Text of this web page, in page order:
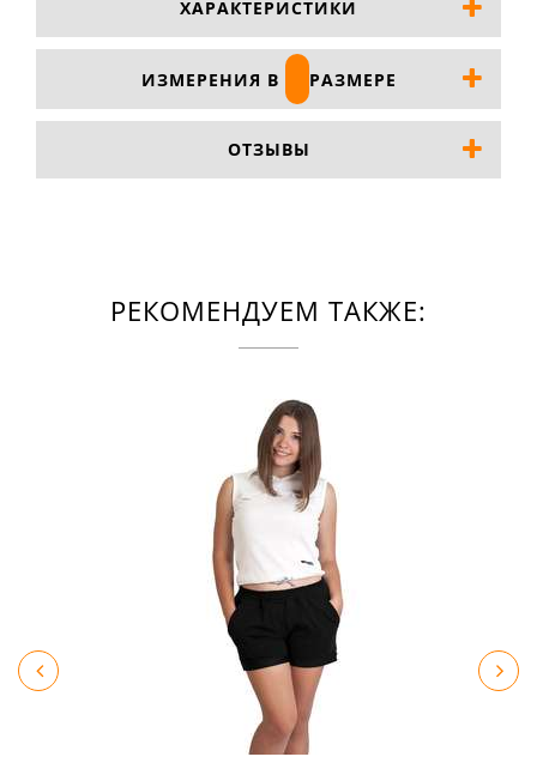
ХАРАКТЕРИСТИКИ
ИЗМЕРЕНИЯ В РАЗМЕРЕ
ОТЗЫВЫ
РЕКОМЕНДУЕМ ТАКЖЕ: